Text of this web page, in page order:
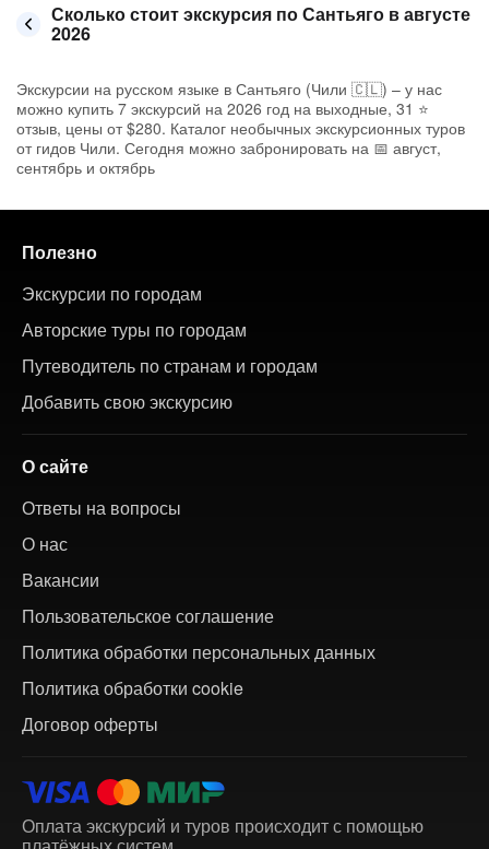
Сколько стоит экскурсия по Сантьяго в августе
2026
Экскурсии на русском языке в Сантьяго (Чили 🇨🇱) – у нас
можно купить 7 экскурсий на 2026 год на выходные, 31 ⭐
отзыв, цены от $280. Каталог необычных экскурсионных туров
от гидов Чили. Сегодня можно забронировать на 📅 август,
сентябрь и октябрь
Полезно
Экскурсии по городам
Авторские туры по городам
Путеводитель по странам и городам
Добавить свою экскурсию
О сайте
Ответы на вопросы
О нас
Вакансии
Пользовательское соглашение
Политика обработки персональных данных
Политика обработки cookie
Договор оферты
Оплата экскурсий и туров происходит с помощью